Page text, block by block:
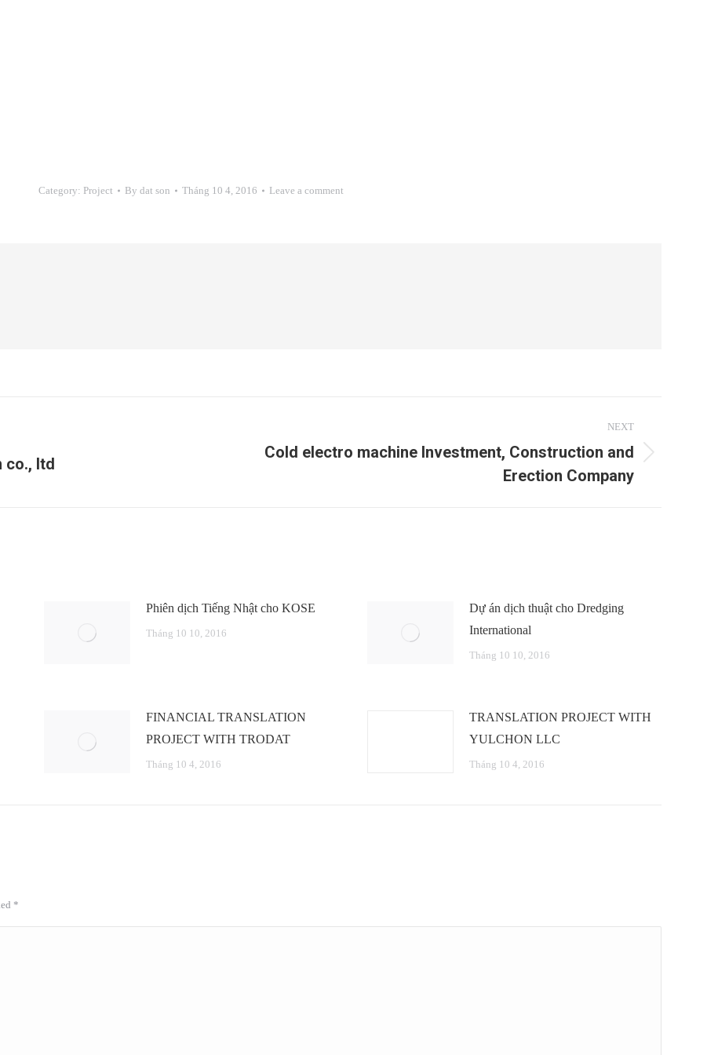
Category: Project By dat son Tháng 10 4, 2016 Leave a comment
co., ltd
NEXT
Cold electro machine Investment, Construction and
Erection Company
Phiên dịch Tiếng Nhật cho KOSE
Tháng 10 10, 2016
Dự án dịch thuật cho Dredging
International
Tháng 10 10, 2016
FINANCIAL TRANSLATION
PROJECT WITH TRODAT
Tháng 10 4, 2016
TRANSLATION PROJECT WITH
YULCHON LLC
Tháng 10 4, 2016
*